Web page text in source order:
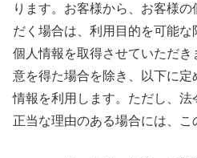
ります。お客様から、お客様
だく場合は、利用目的を可能
個人情報を取得させていただき
意を得た場合を除き、以下に定
情報を利用します。ただし、
正当な理由のある場合には、こ